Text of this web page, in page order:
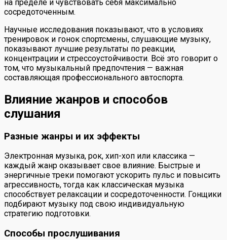
на пределе и чувствовать себя максимально
сосредоточенным.
Научные исследования показывают, что в условиях
тренировок и гонок спортсмены, слушающие музыку,
показывают лучшие результаты по реакции,
концентрации и стрессоустойчивости. Всё это говорит о
том, что музыкальный предпочтения — важная
составляющая профессионального автоспорта.
Влияние жанров и способов
слушания
Разные жанры и их эффекты
Электронная музыка, рок, хип-хоп или классика —
каждый жанр оказывает свое влияние. Быстрые и
энергичные треки помогают ускорить пульс и повысить
агрессивность, тогда как классическая музыка
способствует релаксации и сосредоточенности. Гонщики
подбирают музыку под свою индивидуальную
стратегию подготовки.
Способы прослушивания